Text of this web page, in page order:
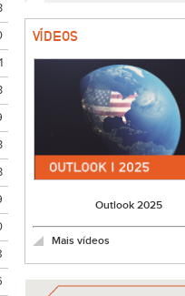
VÍDEOS
Outlook 2025
Mais vídeos